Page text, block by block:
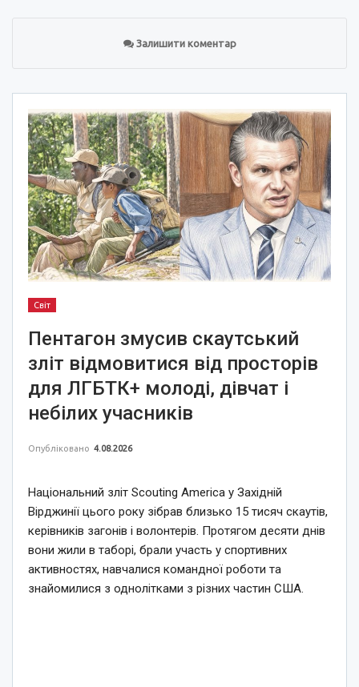
Залишити коментар
Світ
Пентагон змусив скаутський
зліт відмовитися від просторів
для ЛГБТК+ молоді, дівчат і
небілих учасників
Опубліковано 4.08.2026
Національний зліт Scouting America у Західній
Вірджинії цього року зібрав близько 15 тисяч скаутів,
керівників загонів і волонтерів. Протягом десяти днів
вони жили в таборі, брали участь у спортивних
активностях, навчалися командної роботи та
знайомилися з однолітками з різних частин США.